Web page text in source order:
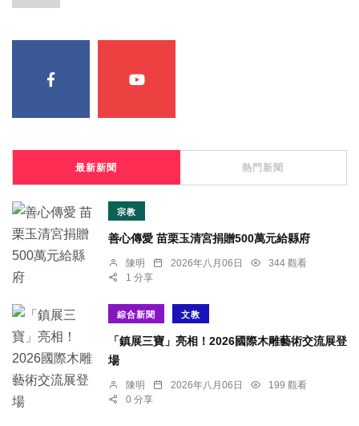
最新新聞 熱門新聞
宗教
善心傳愛 苗栗玉清宮捐贈500萬元給縣府
陳明 2026年八月06日
344 觀看
1 分享
綜合新聞 文教
「鎮展三寶」亮相！2026國際木雕藝術交流展登
場
陳明 2026年八月06日
199 觀看
0 分享